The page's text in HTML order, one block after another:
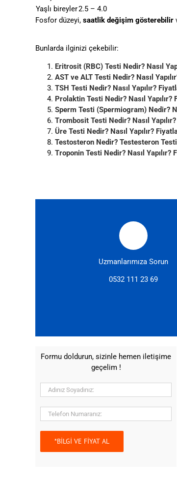
Yaşlı bireyler2.5 – 4.0
Fosfor düzeyi, saatlik değişim gösterebilir
Bunlarda ilginizi çekebilir:
Eritrosit (RBC) Testi Nedir? Nasıl
AST ve ALT Testi Nedir? Nasıl
TSH Testi Nedir? Nasıl Yapılır?
Prolaktin Testi Nedir? Nasıl Yapılır?
Sperm Testi (Spermiogram) Nedir?
Trombosit Testi Nedir? Nasıl
Üre Testi Nedir? Nasıl Yapılır?
Testosteron Nedir? Testesteron Testi
Troponin Testi Nedir? Nasıl Yapılır?
Uzmanlarımıza Sorun
0532 111 23 69
Formu doldurun, sizinle hemen iletişime
geçelim !